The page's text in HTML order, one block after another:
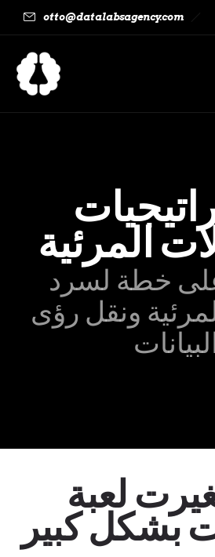
otto@datalabsagency.com
المرئية
خطة لسرد
ونقل رؤى
لعبة
بشكل كبير